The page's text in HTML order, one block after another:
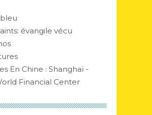
évangile vécu
En Chine : Shanghaï -
Financial Center